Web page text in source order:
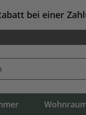
bei einer